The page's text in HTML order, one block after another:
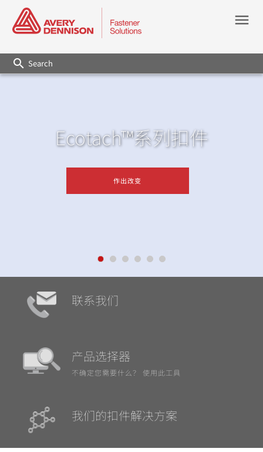
menu
search
Ecotach™系列扣件
作出改变
联系我们
产品选择器
不确定您需要什么？ 使用此工具
我们的扣件解决方案